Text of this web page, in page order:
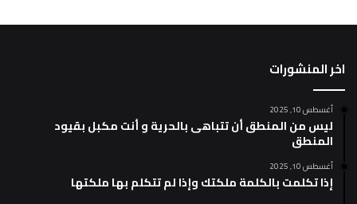
اخر المنشورات
أغسطس 10, 2025
ليس من المنطق أن تتباهى بالحرية و أنت مكبل بقيود
المنطق
أغسطس 10, 2025
إذا تكلمت بالكلمة ملكتك وإذا لم تتكلم بها ملكتها